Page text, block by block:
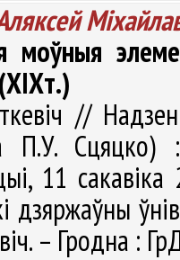
моўныя
//
П.У. Сцяцко)
11
дзяржаўны
– Гродна :